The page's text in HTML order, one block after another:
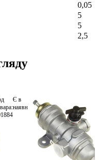
0,05
5
5
2,5
Є в
наявності
S.I.L.A.
100.3511310 грн.